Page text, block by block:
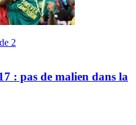
2
: pas de malien dans la